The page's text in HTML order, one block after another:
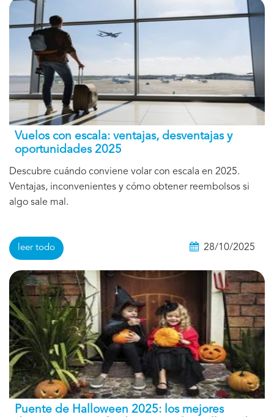
Vuelos con escala: ventajas, desventajas y
oportunidades 2025
Descubre cuándo conviene volar con escala en 2025.
Ventajas, inconvenientes y cómo obtener reembolsos si
algo sale mal.
leer todo 28/10/2025
Puente de Halloween 2025: los mejores